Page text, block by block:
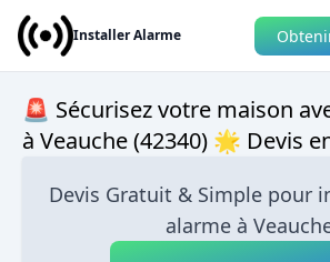
Installer Alarme
🚨 Sécurisez votre maison
à Veauche (42340) 🌟 Devis
Devis Gratuit & Simple pour
alarme à